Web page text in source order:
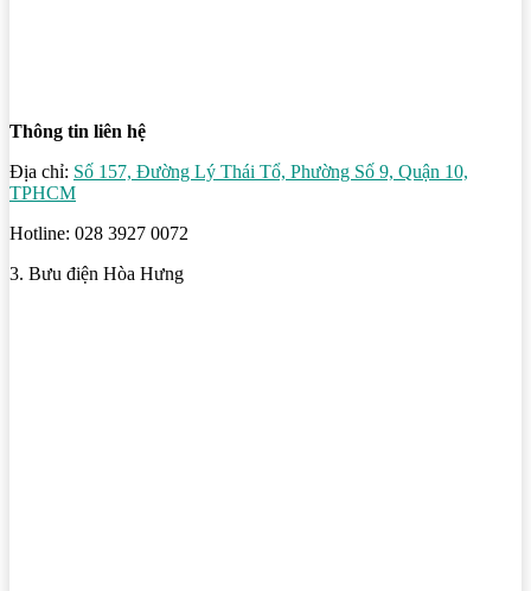
Thông tin liên hệ
Địa chỉ: Số 157, Đường Lý Thái Tổ, Phường Số 9, Quận 10,
TPHCM
Hotline: 028 3927 0072
3. Bưu điện Hòa Hưng